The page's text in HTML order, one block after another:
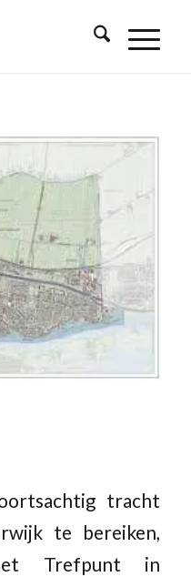
tracht
te bereiken,
Trefpunt in